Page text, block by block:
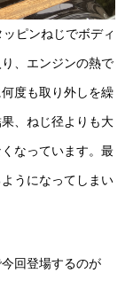
ピンねじでボディ
、エンジンの熱で
度も取り外しを繰
、ねじ径よりも大
なっています。最
うになってしまい
回登場するのが